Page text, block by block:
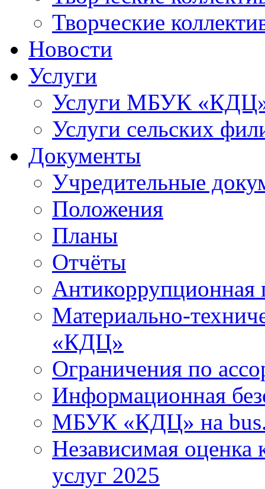
Творческие
Новости
Услуги
Услуги МБУК
Услуги сельских
Документы
Учредительные
Положения
Планы
Отчёты
Антикоррупционная
Материально-
«КДЦ»
Ограничения по
Информационная
МБУК «КДЦ» на
Независимая оценка
услуг 2025